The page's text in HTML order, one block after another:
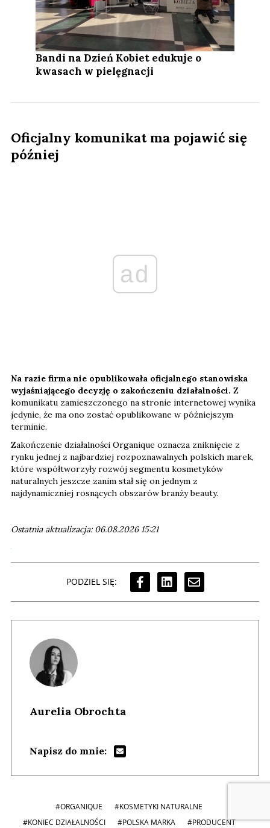
Bandi na Dzień Kobiet edukuje o
kwasach w pielęgnacji
Oficjalny komunikat ma pojawić się
później
ad
Na razie firma nie opublikowała oficjalnego stanowiska
wyjaśniającego decyzję o zakończeniu działalności. Z
komunikatu zamieszczonego na stronie internetowej wynika
jedynie, że ma ono zostać opublikowane w późniejszym
terminie.
Zakończenie działalności Organique oznacza zniknięcie z
rynku jednej z najbardziej rozpoznawalnych polskich marek,
które współtworzyły rozwój segmentu kosmetyków
naturalnych jeszcze zanim stał się on jednym z
najdynamiczniej rosnących obszarów branży beauty.
Ostatnia aktualizacja: 06.08.2026 15:21
PODZIEL SIĘ:
Aurelia Obrochta
Napisz do mnie:
#ORGANIQUE
#KOSMETYKI NATURALNE
#KONIEC DZIAŁALNOŚCI
#POLSKA MARKA #PRODUCENT